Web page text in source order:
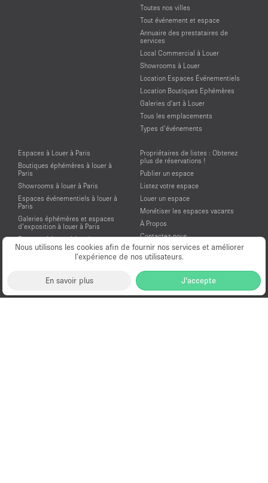
Nous utilisons les cookies afin de fournir nos services et améliorer
l’expérience de nos utilisateurs.
En savoir plus J'accepte
Toutes nos villes
Tout événement et espace
Annuaire des prestataires de
services
Local Commercial à Louer
Showrooms à Louer
Location Espaces Événementiels
Location Boutiques Ephémères
Galeries d'art à Louer
Tous les emplacements
Types d’événements
Espaces à Louer à Paris
Boutiques éphémères à louer à
Paris
Showrooms à louer à Paris
Espaces événementiels à louer à
Paris
Galeries éphémères et espaces
d’exposition à louer à Paris
Espaces à Louer à Londres
Espaces à Louer à New York
Espaces à Louer à San Francisco
Espaces à Louer à Los Angeles
Propriétaires de listes : Obtenez
plus de réservations !
Publier un espace
Listez votre espace
Louer un espace
Monétiser les espaces vacants
À Propos
Contactez-nous
Aide et assistance
Conditions générales d'utilisation
Mentions légales
Politique de confidentialité